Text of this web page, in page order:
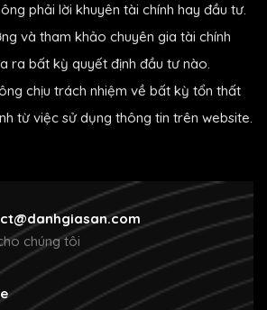
phải lời khuyên tài chính hay đầu tư.
và tham khảo chuyên gia tài chính
ra bất kỳ quyết định đầu tư nào.
chịu trách nhiệm về bất kỳ tổn thất
từ việc sử dụng thông tin trên website.
chúng tôi